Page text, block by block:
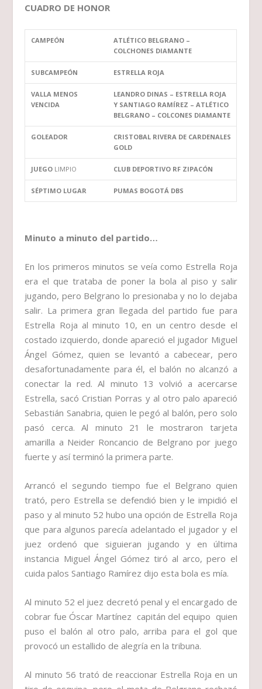
CUADRO DE HONOR
CAMPEÓN
ATLÉTICO BELGRANO –
COLCHONES DIAMANTE
SUBCAMPEÓN ESTRELLA ROJA
VALLA MENOS
VENCIDA
LEANDRO DINAS – ESTRELLA ROJA
Y SANTIAGO RAMÍREZ – ATLÉTICO
BELGRANO – COLCONES DIAMANTE
GOLEADOR
CRISTOBAL RIVERA DE CARDENALES
GOLD
JUEGO LIMPIO CLUB DEPORTIVO RF ZIPACÓN
SÉPTIMO LUGAR PUMAS BOGOTÁ DBS
Minuto a minuto del partido…
En los primeros minutos se veía como Estrella Roja
era el que trataba de poner la bola al piso y salir
jugando, pero Belgrano lo presionaba y no lo dejaba
salir. La primera gran llegada del partido fue para
Estrella Roja al minuto 10, en un centro desde el
costado izquierdo, donde apareció el jugador Miguel
Ángel Gómez, quien se levantó a cabecear, pero
desafortunadamente para él, el balón no alcanzó a
conectar la red. Al minuto 13 volvió a acercarse
Estrella, sacó Cristian Porras y al otro palo apareció
Sebastián Sanabria, quien le pegó al balón, pero solo
pasó cerca. Al minuto 21 le mostraron tarjeta
amarilla a Neider Roncancio de Belgrano por juego
fuerte y así terminó la primera parte.
Arrancó el segundo tiempo fue el Belgrano quien
trató, pero Estrella se defendió bien y le impidió el
paso y al minuto 52 hubo una opción de Estrella Roja
que para algunos parecía adelantado el jugador y el
juez ordenó que siguieran jugando y en última
instancia Miguel Ángel Gómez tiró al arco, pero el
cuida palos Santiago Ramírez dijo esta bola es mía.
Al minuto 52 el juez decretó penal y el encargado de
cobrar fue Óscar Martínez capitán del equipo quien
puso el balón al otro palo, arriba para el gol que
provocó un estallido de alegría en la tribuna.
Al minuto 56 trató de reaccionar Estrella Roja en un